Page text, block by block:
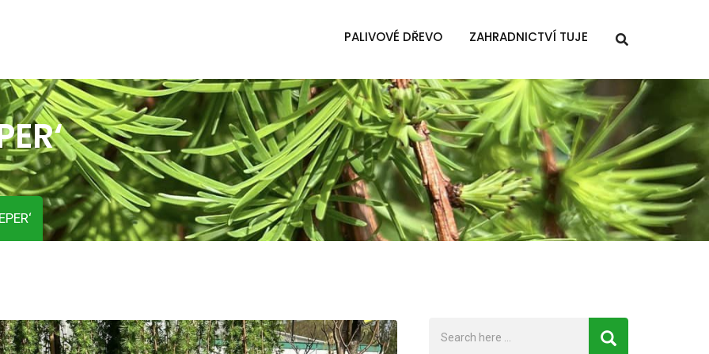
PALIVOVÉ DŘEVO ZAHRADNICTVÍ TUJE